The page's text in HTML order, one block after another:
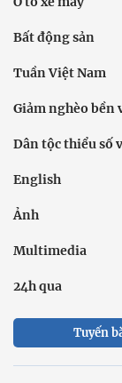
Bất động sản
Tuần Việt Nam
Giảm nghèo bền
Dân tộc thiểu số
English
Ảnh
Multimedia
24h qua
Tuyến